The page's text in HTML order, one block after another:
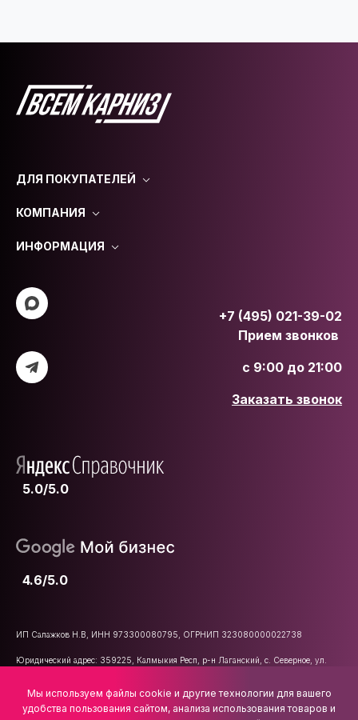
Мы используем файлы cookie и другие технологии для вашего
удобства пользования сайтом, анализа использования товаров и
ДЛЯ ПОКУПАТЕЛЕЙ
КОМПАНИЯ
ИНФОРМАЦИЯ
+7 (495) 021-39-02
Прием звонков
с 9:00 до 21:00
Заказать звонок
5.0/5.0
4.6/5.0
ИП Салажков Н.В, ИНН 973300080795, ОГРНИП 323080000022738
Юридический адрес: 359225, Калмыкия Респ, р-н Лаганский, с. Северное, ул.
E-mail: info@vsemkarniz.ru